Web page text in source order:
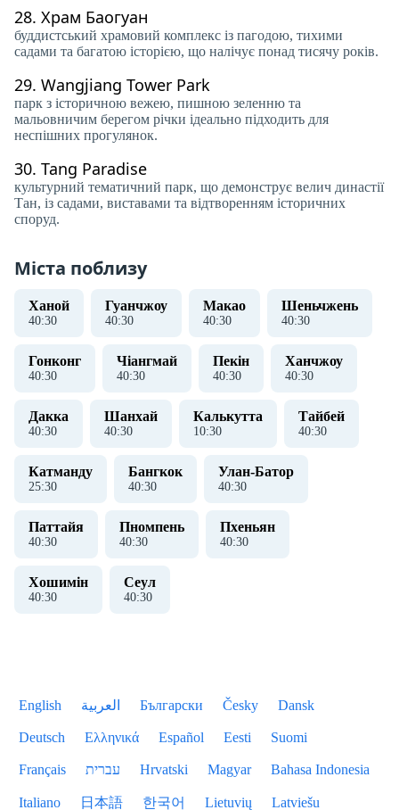
28. Храм Баогуан
буддистський храмовий комплекс із пагодою, тихими
садами та багатою історією, що налічує понад тисячу років.
29. Wangjiang Tower Park
парк з історичною вежею, пишною зеленню та
мальовничим берегом річки ідеально підходить для
неспішних прогулянок.
30. Tang Paradise
культурний тематичний парк, що демонструє велич династії
Тан, із садами, виставами та відтворенням історичних
споруд.
Міста поблизу
Ханой
40:30
Гуанчжоу
40:30
Макао
40:30
Шеньчжень
40:30
Гонконг
40:30
Чіангмай
40:30
Пекін
40:30
Ханчжоу
40:30
Дакка
40:30
Шанхай
40:30
Калькутта
10:30
Тайбей
40:30
Катманду
25:30
Бангкок
40:30
Улан-Батор
40:30
Паттайя
40:30
Пномпень
40:30
Пхеньян
40:30
Хошимін
40:30
Сеул
40:30
English العربية Български Česky Dansk
Deutsch Ελληνικά Español Eesti Suomi
Français עברית Hrvatski Magyar Bahasa Indonesia
Italiano 日本語 한국어 Lietuvių Latviešu